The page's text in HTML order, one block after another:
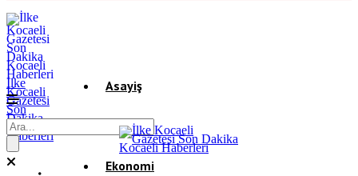
İlke
Kocaeli
Gazetesi
Son
Dakika
Kocaeli
Haberleri
Asayiş
Gündem
Ekonomi